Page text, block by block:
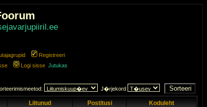
Registreeri
Logi sisse Jutukas
J�rjekord
Liitunud Postitusi
Koduleht